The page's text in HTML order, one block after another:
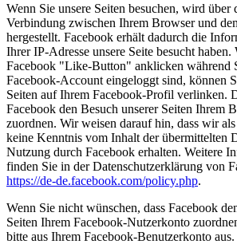
Wenn Sie unsere Seiten besuchen, wird über
Verbindung zwischen Ihrem Browser und
hergestellt. Facebook erhält dadurch die
Ihrer IP-Adresse unsere Seite besucht haben.
Facebook "Like-Button" anklicken während
Facebook-Account eingeloggt sind, können
Seiten auf Ihrem Facebook-Profil verlinken.
Facebook den Besuch unserer Seiten Ihrem
zuordnen. Wir weisen darauf hin, dass wir
keine Kenntnis vom Inhalt der übermittelten
Nutzung durch Facebook erhalten. Weitere
finden Sie in der Datenschutzerklärung von
https://de-de.facebook.com/policy.php.
Wenn Sie nicht wünschen, dass Facebook
Seiten Ihrem Facebook-Nutzerkonto
bitte aus Ihrem Facebook-Benutzerkonto aus.